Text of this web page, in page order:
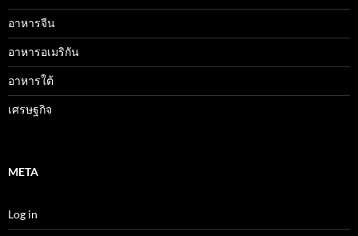
อาหารจีน
อาหารอเมริกัน
อาหารใต้
เศรษฐกิจ
META
Log in